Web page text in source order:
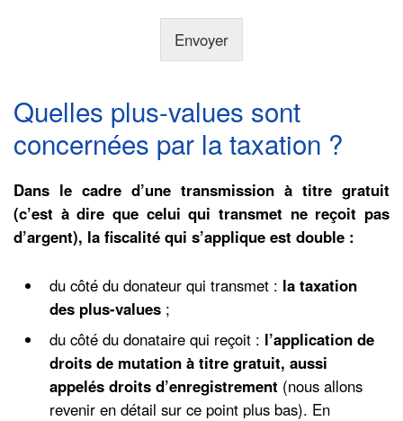
i
m
b
i
l
i
Envoyer
Quelles plus-values sont
concernées par la taxation ?
Dans le cadre d’une transmission à titre gratuit
(c’est à dire que celui qui transmet ne reçoit pas
d’argent), la fiscalité qui s’applique est double :
du côté du donateur qui transmet : la taxation
des plus-values ;
du côté du donataire qui reçoit : l’application de
droits de mutation à titre gratuit, aussi
appelés droits d’enregistrement (nous allons
revenir en détail sur ce point plus bas). En